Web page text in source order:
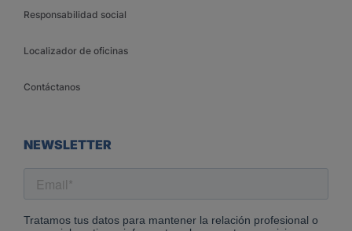
Responsabilidad social
Localizador de oficinas
Contáctanos
NEWSLETTER